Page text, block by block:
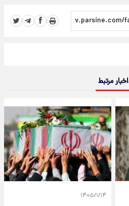
اخبار مرتبط
۱۴۰۵/۱/۱۴